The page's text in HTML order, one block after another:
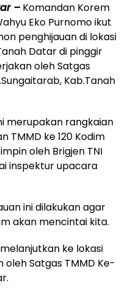
– Komandan Korem
Eko Purnomo ikut
penghijauan di lokasi
Datar di pinggir
oleh Satgas
Kab.Tanah
merupakan rangkaian
TMMD ke 120 Kodim
oleh Brigjen TNI
inspektur upacara
ini dilakukan agar
akan mencintai kita.
ke lokasi
oleh Satgas TMMD Ke-